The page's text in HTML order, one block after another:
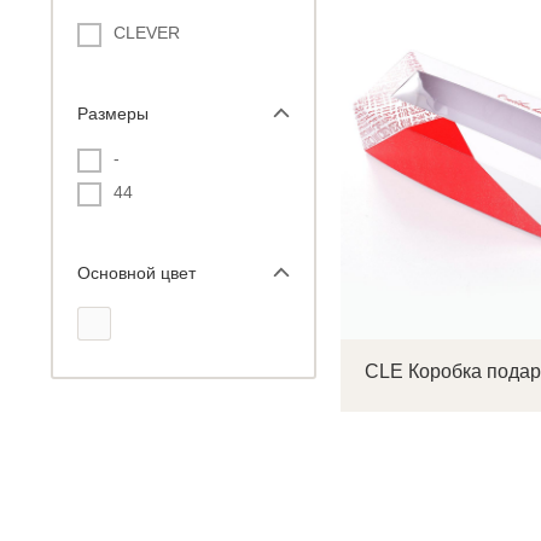
CLEVER
Размеры
-
44
Основной цвет